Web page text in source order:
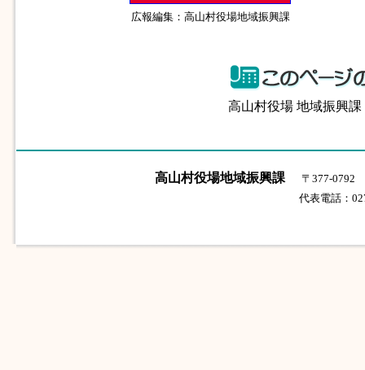
広報編集：高山村役場地域振興課
高山村役場 地域振興
高山村役場地域振興課
〒377-0792
代表電話：